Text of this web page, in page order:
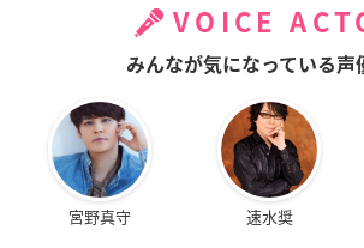
VOICE
みんなが気になっている声
宮野真守 速水奨